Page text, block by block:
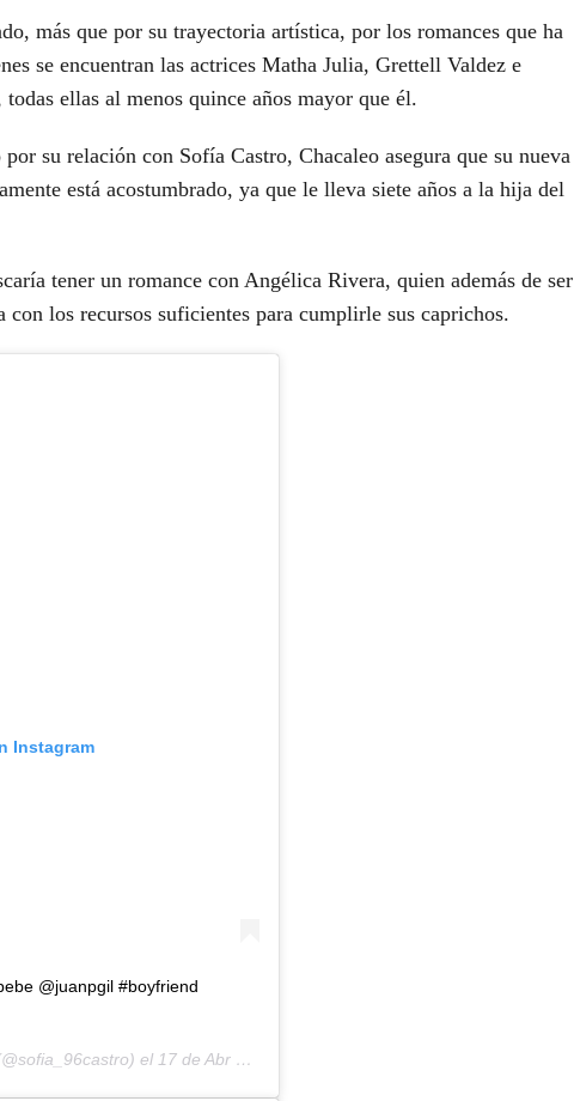
más que por su trayectoria artística, por los romances que ha
se encuentran las actrices Matha Julia, Grettell Valdez e
ellas al menos quince años mayor que él.
su relación con Sofía Castro, Chacaleo asegura que su nueva
está acostumbrado, ya que le lleva siete años a la hija del
tener un romance con Angélica Rivera, quien además de ser
los recursos suficientes para cumplirle sus caprichos.
Instagram
@juanpgil #boyfriend
el 17 de Abr de 2019 a las 8:07 PDT